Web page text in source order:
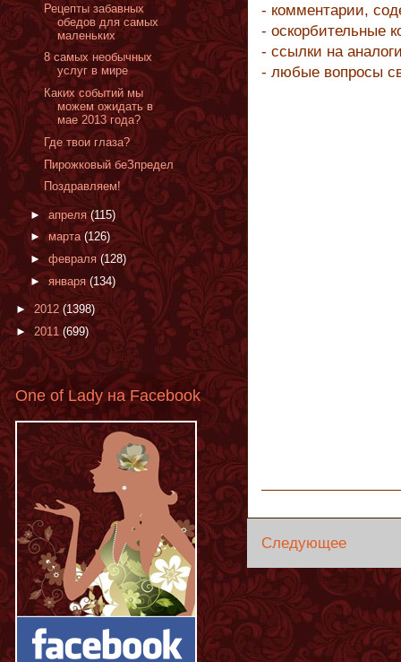
- комментарии,
- оскорбительные
- ссылки на
- любые вопросы
Следующее
Рецепты забавных
обедов для самых
маленьких
8 самых необычных
услуг в мире
Каких событий мы
можем ожидать в
мае 2013 года?
Где твои глаза?
Пирожковый беЗпредел
Поздравляем!
► апреля(115)
►марта (126)
► февраля(128)
► января(134)
► 2012 (1398)
► 2011 (699)
One of Lady на Facebook